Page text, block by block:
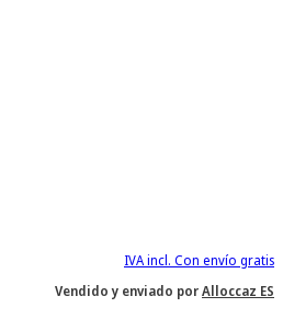
IVA incl. Con envío gratis
Vendido y enviado porAlloccaz ES